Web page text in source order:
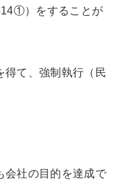
）をすることが
得て、強制執行（民
会社の目的を達成で